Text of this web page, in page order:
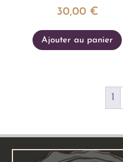
30,00 €
Ajouter au panier
1